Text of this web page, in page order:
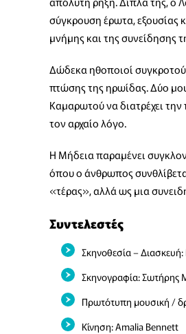
σύγκρουση έρωτα, εξουσίας
μνήμης και της συνείδησης
Δώδεκα ηθοποιοί
πτώσης της ηρωίδας. Δύο
Καμαρωτού να διατρέχει
τον αρχαίο λόγο.
Η Μήδεια παραμένει
όπου ο άνθρωπος
«τέρας», αλλά ως μια
Συντελεστές
Σκηνοθεσία –
Σκηνογραφία: Σωτήρης
Πρωτότυπη μουσική /
Κίνηση: Amalia Bennett